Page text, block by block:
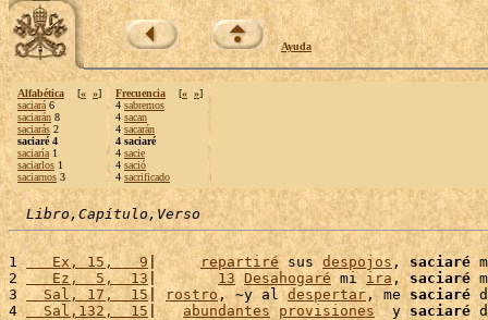
Ayuda
Alfabética [« »]
saciará 6
saciarán 8
saciarás 2
saciaré 4
saciaría 1
saciarlos 1
saciarnos 3
Frecuencia [« »]
4 sabremos
4 sacan
4 sacarán
4 saciaré
4 sacie
4 sació
4 sacrificado
Libro,Capítulo,Verso
1
   Ex, 15,   9
| repartiré sus despojos , saciaré
2
   Ez,  5,  13
| 13 Desahogaré mi ira , saciaré
3
  Sal, 17,  15
| rostro, ~y al despertar , me saciaré
4
  Sal,132,  15
| abundantes provisiones
  y
saciaré